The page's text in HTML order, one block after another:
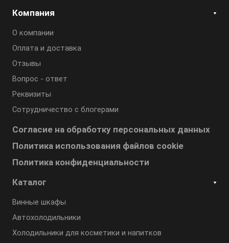
Компания
О компании
Оплата и доставка
Отзывы
Вопрос - ответ
Реквизиты
Сотрудничество с блогерами
Согласие на обработку персональных данных
Политика использования файлов cookie
Политика конфиденциальности
Каталог
Винные шкафы
Автохолодильники
Холодильники для косметики и напитков